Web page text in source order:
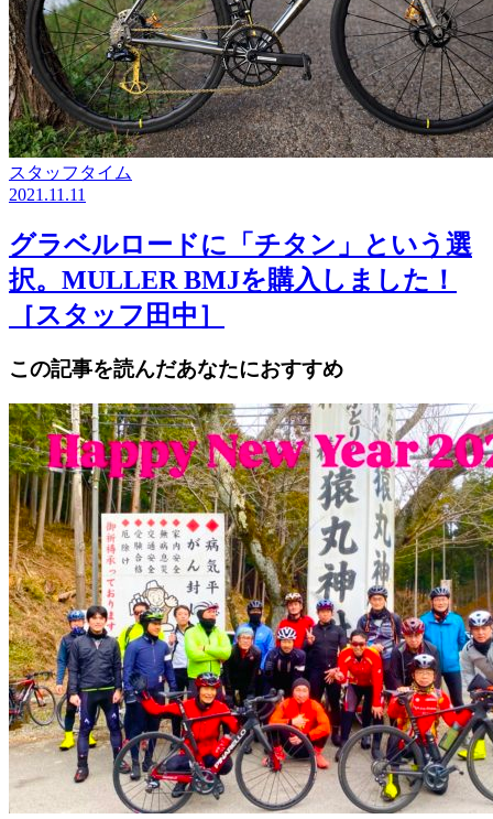
スタッフタイム
2021.11.11
グラベルロードに「チタン」という選
択。MULLER BMJを購入しました！
［スタッフ田中］
この記事を読んだあなたにおすすめ